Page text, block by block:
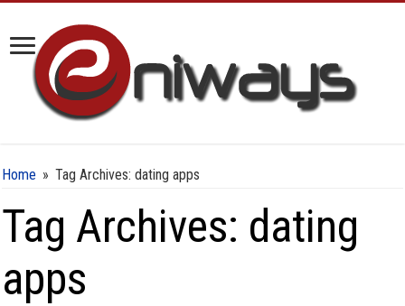
Home » Tag Archives: dating apps
Tag Archives: dating
apps